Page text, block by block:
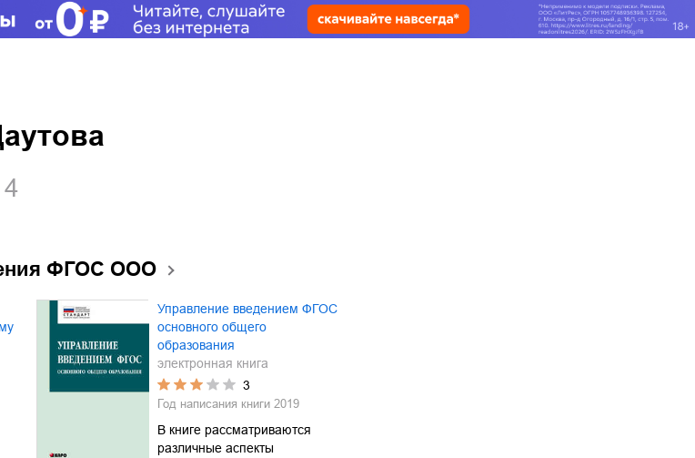
4
ФГОС ООО
Управление введением ФГОС
основного общего
образования
электронная книга
3
Год написания книги 2019
В книге рассматриваются
различные аспекты